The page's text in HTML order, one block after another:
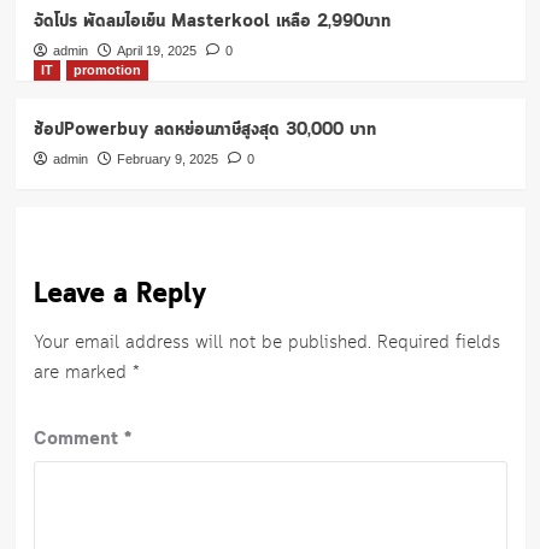
จัดโปร พัดลมไอเย็น Masterkool เหลือ 2,990บาท
admin April 19, 2025
0
IT
promotion
ช้อปPowerbuy ลดหย่อนภาษีสูงสุด 30,000 บาท
admin February 9, 2025 0
Leave a Reply
Your email address will not be published. Required fields
are marked *
Comment *